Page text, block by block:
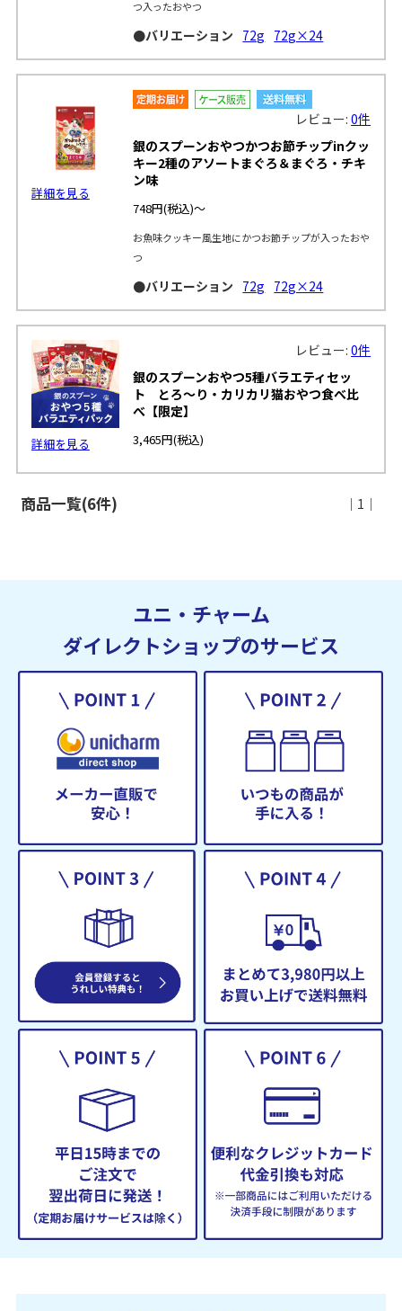
つ入ったおやつ
●バリエーション 72g 72g×24
詳細を見る
レビュー:0件
銀のスプーンおやつかつお節チップinクッ
キー2種のアソートまぐろ＆まぐろ・チキ
ン味
748円(税込)～
お魚味クッキー風生地にかつお節チップが入ったおや
つ
●バリエーション 72g 72g×24
詳細を見る
レビュー:0件
銀のスプーンおやつ5種バラエティセッ
ト とろ〜り・カリカリ猫おやつ食べ比
べ【限定】
3,465円(税込)
商品一覧(6件) ｜1｜
ユニ・チャーム
ダイレクトショップのサービス